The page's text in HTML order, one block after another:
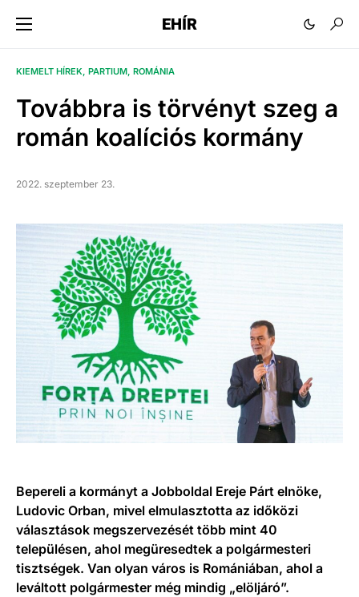
EHÍR
KIEMELT HÍREK PARTIUM ROMÁNIA
Továbbra is törvényt szeg a
román koalíciós kormány
2022. szeptember 23.
Bepereli a kormányt a Jobboldal Ereje Párt elnöke,
Ludovic Orban, mivel elmulasztotta az időközi
választások megszervezését több mint 40
településen, ahol megüresedtek a polgármesteri
tisztségek. Van olyan város is Romániában, ahol a
leváltott polgármester még mindig „elöljáró”.